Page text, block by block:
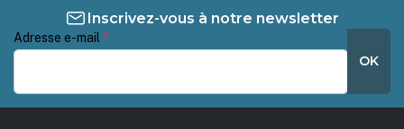
Inscrivez-vous à notre newsletter
Adresse e-mail *
OK